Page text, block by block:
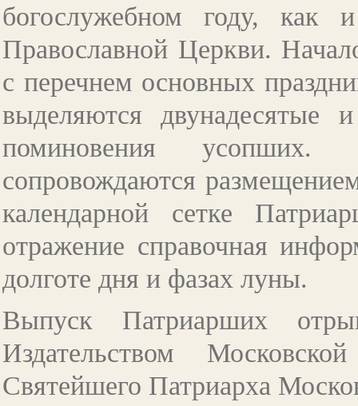
богослужебном году, как
Православной Церкви.
с перечнем основных
выделяются двунадесятые
поминовения усопших.
сопровождаются
календарной сетке
отражение справочная
долготе дня и фазах луны.
Выпуск Патриарших
Издательством
Святейшего Патриарха